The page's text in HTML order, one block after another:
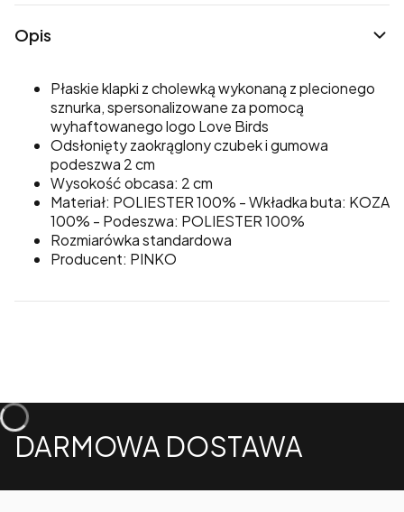
Opis
Płaskie klapki z cholewką wykonaną z plecionego
sznurka, spersonalizowane za pomocą
wyhaftowanego logo Love Birds
Odsłonięty zaokrąglony czubek i gumowa
podeszwa 2 cm
Wysokość obcasa: 2 cm
Materiał: POLIESTER 100% - Wkładka buta: KOZA
100% - Podeszwa: POLIESTER 100%
Rozmiarówka standardowa
Producent: PINKO
DARMOWA DOSTAWA